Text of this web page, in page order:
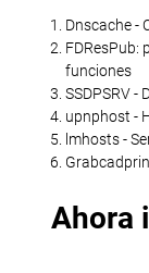
Dnscache -
FDResPub:
funciones
SSDPSRV -
upnphost -
lmhosts -
Ahora